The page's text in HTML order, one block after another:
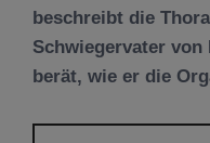
beschreibt die
Schwiegervater von
berät, wie er die